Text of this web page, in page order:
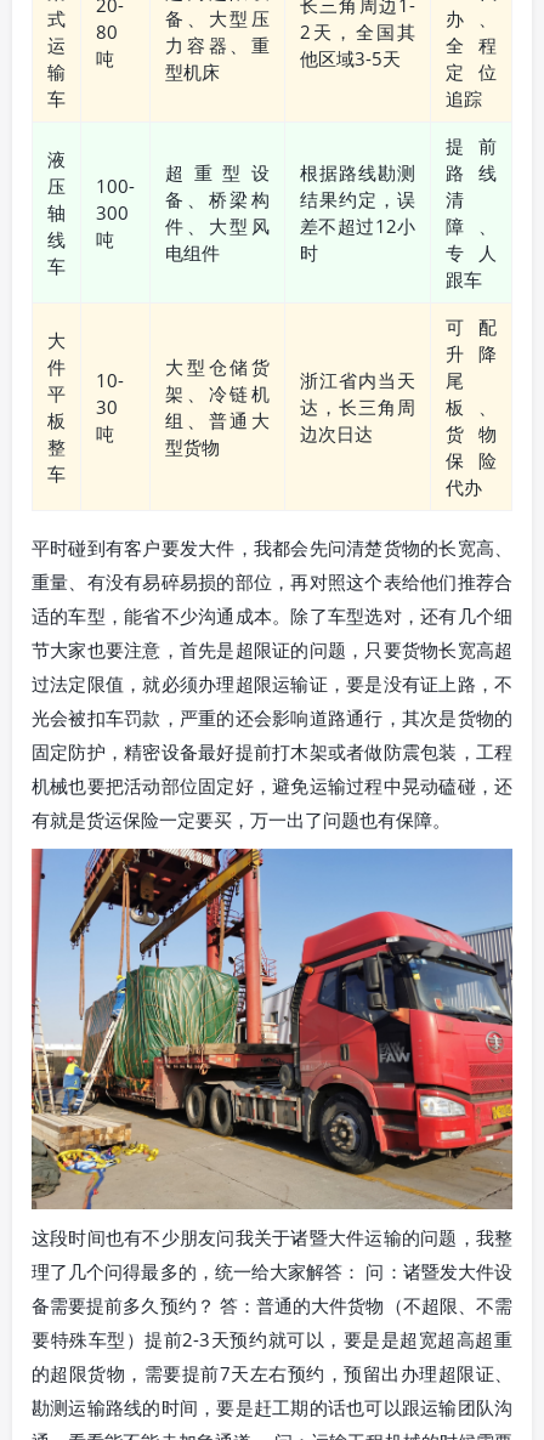
式
运
输
车
20-
80
吨
备、大型压
力容器、重
型机床
长三角周边1-
2天，全国其
他区域3-5天
办、
全程
定位
追踪
液
压
轴
线
车
100-
300
吨
超重型设
备、桥梁构
件、大型风
电组件
根据路线勘测
结果约定，误
差不超过12小
时
提前
路线
清
障、
专人
跟车
大
件
平
板
整
车
10-
30
吨
大型仓储货
架、冷链机
组、普通大
型货物
浙江省内当天
达，长三角周
边次日达
可配
升降
尾
板、
货物
保险
代办
平时碰到有客户要发大件，我都会先问清楚货物的长宽高、
重量、有没有易碎易损的部位，再对照这个表给他们推荐合
适的车型，能省不少沟通成本。除了车型选对，还有几个细
节大家也要注意，首先是超限证的问题，只要货物长宽高超
过法定限值，就必须办理超限运输证，要是没有证上路，不
光会被扣车罚款，严重的还会影响道路通行，其次是货物的
固定防护，精密设备最好提前打木架或者做防震包装，工程
机械也要把活动部位固定好，避免运输过程中晃动磕碰，还
有就是货运保险一定要买，万一出了问题也有保障。
这段时间也有不少朋友问我关于诸暨大件运输的问题，我整
理了几个问得最多的，统一给大家解答： 问：诸暨发大件设
备需要提前多久预约？ 答：普通的大件货物（不超限、不需
要特殊车型）提前2-3天预约就可以，要是是超宽超高超重
的超限货物，需要提前7天左右预约，预留出办理超限证、
勘测运输路线的时间，要是赶工期的话也可以跟运输团队沟